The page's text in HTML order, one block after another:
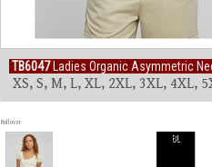
TB6047Ladies Organic Asymmetric
XS, S, M, L, XL, 2XL, 3XL, 4XL,
Rollover
BL